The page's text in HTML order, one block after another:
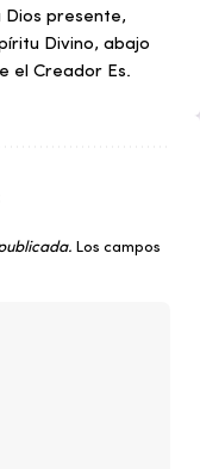
Dios presente,
Divino, abajo
el Creador Es.
Los campos